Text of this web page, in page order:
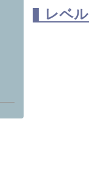
レベル